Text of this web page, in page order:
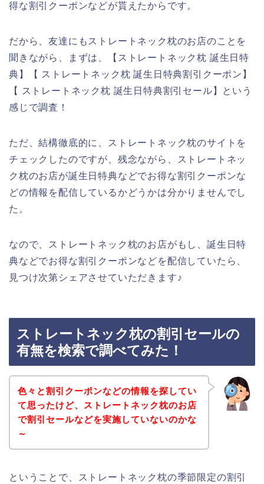
得な割引クーポンなどが貰えたからです。
だから、友達にもストレートネック枕のお店のことを
聞きながら、まずは、【ストレートネック枕 誕生日特
典】【 ストレートネック枕 誕生日特典割引クーポン】
【 ストレートネック枕 誕生日特典割引セール】という
感じで調査！
ただ、結構徹底的に、ストレートネック枕のサイトを
チェックしたのですが、残念ながら、ストレートネッ
ク枕のお店が誕生日特典などでお得な割引クーポンな
どの情報を配信しているかどうかは分かりませんでし
た。
なので、ストレートネック枕のお店がもし、誕生日特
典などでお得な割引クーポンなどを配信していたら、
見つけ次第シェアさせていただきます♪
ストレートネック枕の割引セールの
有無を検索で調べてみた！
色々と割引クーポンなどの情報を探してい
て思ったけど、ストレートネック枕のお店
で割引セールなどを実施していないのかな
～
ということで、ストレートネック枕の季節限定の割引